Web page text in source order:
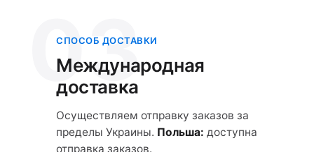
03
СПОСОБ ДОСТАВКИ
Международная
доставка
Осуществляем отправку заказов за
пределы Украины. Польша: доступна
отправка заказов.